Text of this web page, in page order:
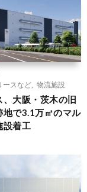
ースなど
物流施設
、大阪・茨木の旧
地で3.1万㎡のマル
設着工